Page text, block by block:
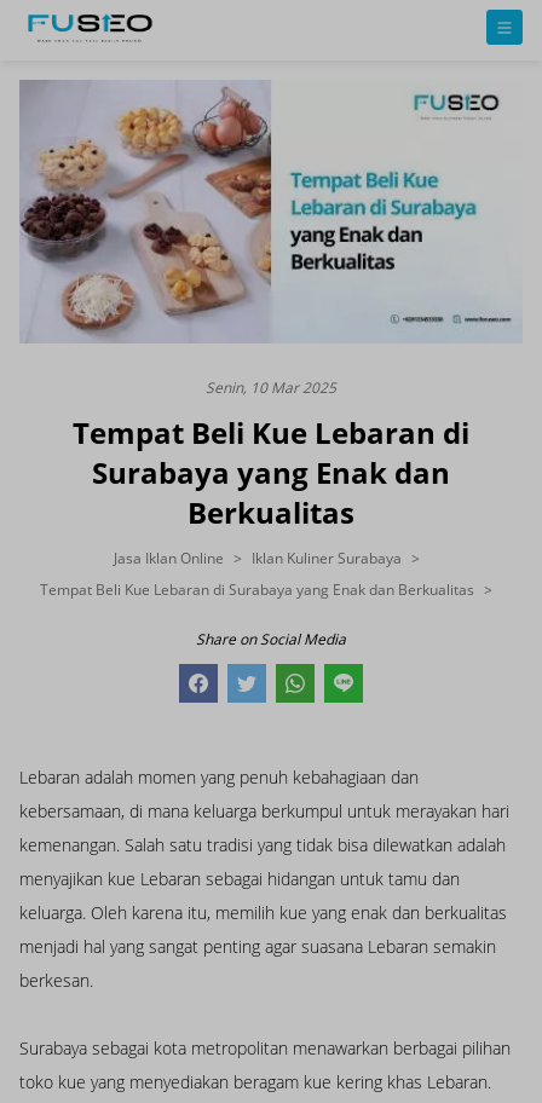
Senin, 10 Mar 2025
Tempat Beli Kue Lebaran di
Surabaya yang Enak dan
Berkualitas
Jasa Iklan Online
Iklan Kuliner Surabaya
Tempat Beli Kue Lebaran di Surabaya yang Enak dan Berkualitas
Share on Social Media
Lebaran adalah momen yang penuh kebahagiaan dan
kebersamaan, di mana keluarga berkumpul untuk merayakan hari
kemenangan. Salah satu tradisi yang tidak bisa dilewatkan adalah
menyajikan kue Lebaran sebagai hidangan untuk tamu dan
keluarga. Oleh karena itu, memilih kue yang enak dan berkualitas
menjadi hal yang sangat penting agar suasana Lebaran semakin
berkesan.
Surabaya sebagai kota metropolitan menawarkan berbagai pilihan
toko kue yang menyediakan beragam kue kering khas Lebaran.